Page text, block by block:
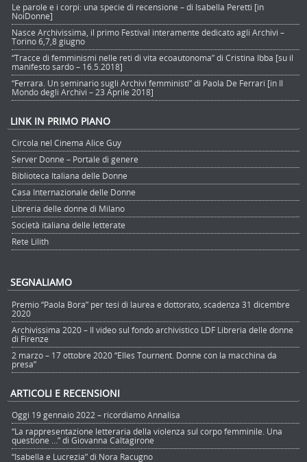
Le parole e i corpi: una specie di recensione – di Isabella Peretti [in
NoiDonne]
Nasce Archivissima, il primo Festival interamente dedicato agli Archivi –
Torino 6,7,8 giugno
“Tracce di femminismi nelle reti di vita ecoautonoma” di Cristina Ibba [su il
manifesto sardo – 16.5.2018]
“Ferrara. Un seminario sugli Archivi femministi” di Paola De Ferrari [in Il
Mondo degli Archivi – 23 Aprile 2018]
LINK IN PRIMO PIANO
Circola nel Cinema Alice Guy
Server Donne – Portale di genere
Biblioteca Italiana delle Donne
Casa Internazionale delle Donne
Libreria delle donne di Milano
Società italiana delle letterate
Rete Lilith
SEGNALIAMO
Premio “Paola Bora” per tesi di laurea e dottorato, scadenza 31 dicembre
2020
Archivissima 2020 – Il video sul fondo archivistico LDF Libreria delle donne
di Firenze
2 marzo – 17 ottobre 2020 “Elles Tournent. Donne con la macchina da
presa”
ARTICOLI E RECENSIONI
Oggi 19 gennaio 2022 – ricordiamo Annalisa
“La rappresentazione letteraria della violenza sul corpo femminile. Una
questione …” di Giovanna Caltagirone
“Isabella e Lucrezia” di Nora Racugno